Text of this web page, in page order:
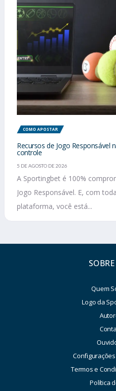
COMO APOSTAR
Recursos de Jogo Responsável
controle
5 DE AGOSTO DE 2026
A Sportingbet é 100%
Jogo Responsável. E, com
plataforma, você está...
Quem
Logo da
Termos e
Política